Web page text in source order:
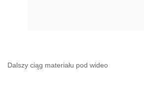
Dalszy ciąg materiału pod wideo